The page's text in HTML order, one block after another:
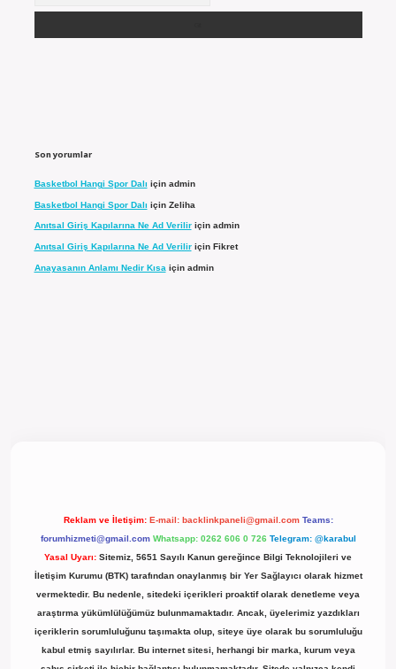
Son yorumlar
Basketbol Hangi Spor Dalı için admin
Basketbol Hangi Spor Dalı için Zeliha
Anıtsal Giriş Kapılarına Ne Ad Veriliriçin admin
Anıtsal Giriş Kapılarına Ne Ad Veriliriçin Fikret
Anayasanın Anlamı Nedir Kısa için admin
Reklam ve İletişim: E-mail: backlinkpaneli@gmail.com Teams:
forumhizmeti@gmail.com Whatsapp: 0262 606 0 726 Telegram: @karabul
Yasal Uyarı: Sitemiz, 5651 Sayılı Kanun gereğince Bilgi Teknolojileri ve
İletişim Kurumu (BTK) tarafından onaylanmış bir Yer Sağlayıcı olarak hizmet
vermektedir. Bu nedenle, sitedeki içerikleri proaktif olarak denetleme veya
araştırma yükümlülüğümüz bulunmamaktadır. Ancak, üyelerimiz yazdıkları
içeriklerin sorumluluğunu taşımakta olup, siteye üye olarak bu sorumluluğu
kabul etmiş sayılırlar. Bu internet sitesi, herhangi bir marka, kurum veya